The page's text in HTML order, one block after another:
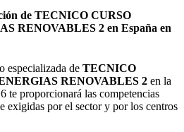
de TECNICO CURSO
RENOVABLES 2 en España en
especializada de TECNICO
RENOVABLES 2 en la
te proporcionará las competencias
exigidas por el sector y por los centros